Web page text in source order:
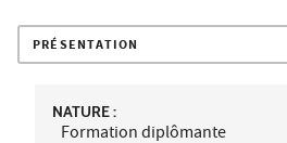
PRÉSENTATION
NATURE :
Formation diplômante